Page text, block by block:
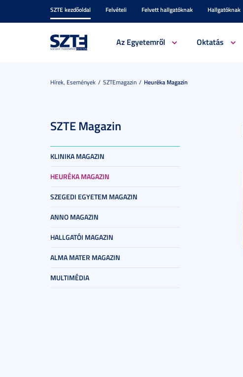
SZTE kezdőoldal Felvételi Felvett hallgatóknak Hallgatóknak
Az Egyetemről Oktatás
Hírek, Események SZTEmagazin Heuréka Magazin
SZTE Magazin
KLINIKA MAGAZIN
HEURÉKA MAGAZIN
SZEGEDI EGYETEM MAGAZIN
ANNO MAGAZIN
HALLGATÓI MAGAZIN
ALMA MATER MAGAZIN
MULTIMÉDIA